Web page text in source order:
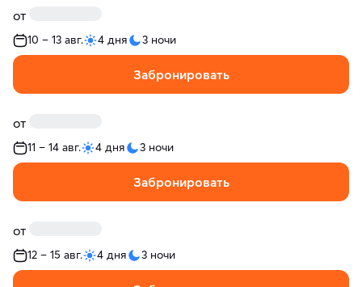
от
10 – 13 авг. 4 дня 3 ночи
Забронировать
от
11 – 14 авг. 4 дня 3 ночи
Забронировать
от
12 – 15 авг. 4 дня 3 ночи